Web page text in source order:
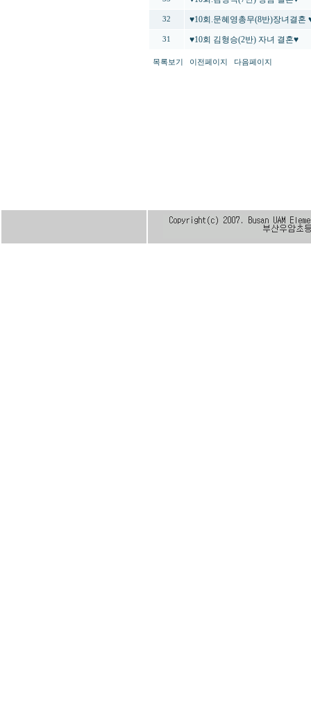
32 ♥10회.문혜영총무(8반)장녀결혼
31 ♥10회 김형승(2반) 자녀 결혼♥
목록보기 이전페이지 다음페이지